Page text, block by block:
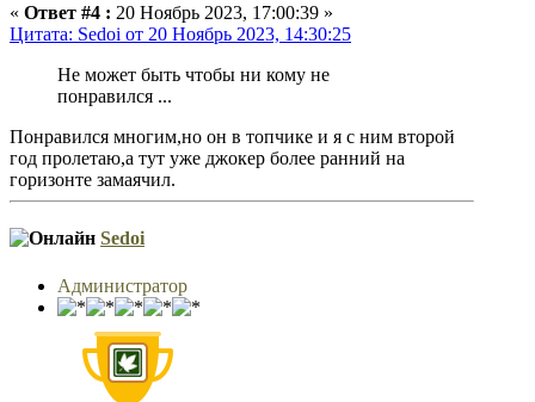
« Ответ #4 : 20 Ноябрь 2023, 17:00:39 »
Цитата: Sedoi от 20 Ноябрь 2023, 14:30:25
Не может быть чтобы ни кому не
понравился ...
Понравился многим,но он в топчике и я с ним второй
год пролетаю,а тут уже джокер более ранний на
горизонте замаячил.
Sedoi
Администратор